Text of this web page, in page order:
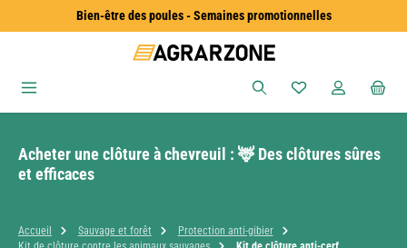
Passer au contenu principalBien-être des poules - Semaines promotionnelles
Vous avez 0
Acheter une clôture à chevreuil : 🦌 Des clôtures sûres
et efficaces
Accueil Sauvage et forêt
Protection anti-gibier